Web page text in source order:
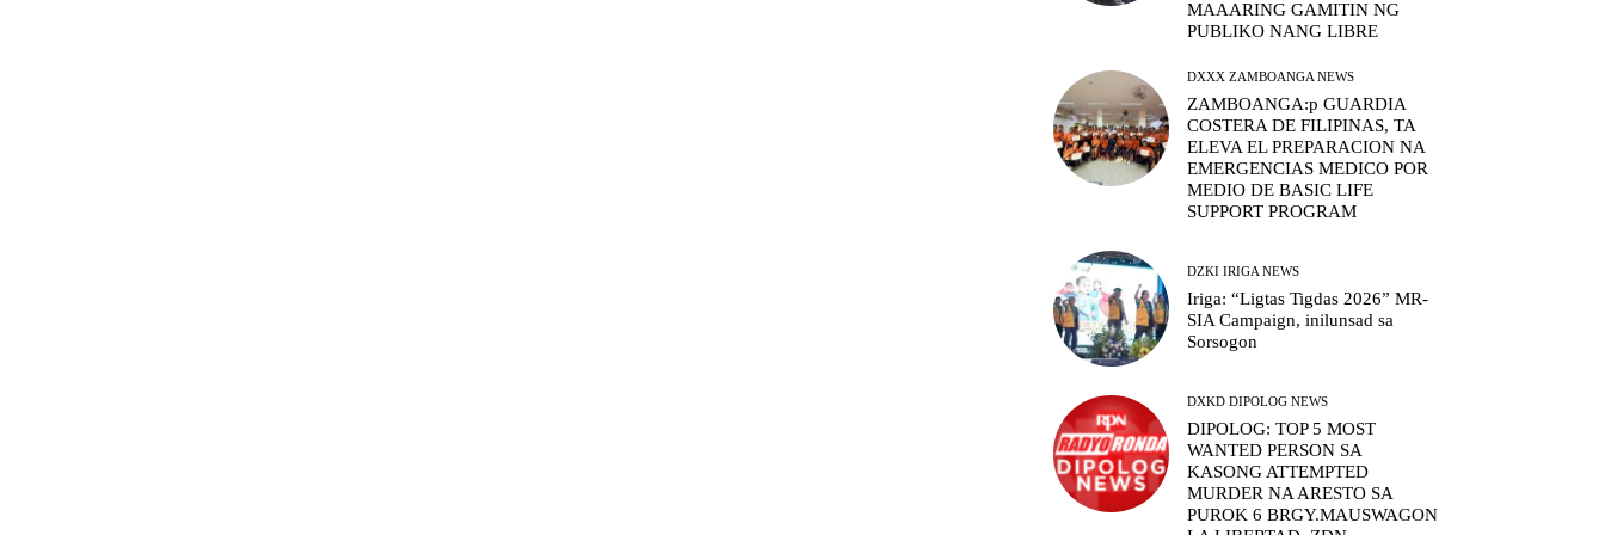
MAAARING GAMITIN NG
PUBLIKO NANG LIBRE
DXXX ZAMBOANGA NEWS
ZAMBOANGA:p GUARDIA
COSTERA DE FILIPINAS, TA
ELEVA EL PREPARACION NA
EMERGENCIAS MEDICO POR
MEDIO DE BASIC LIFE
SUPPORT PROGRAM
DZKI IRIGA NEWS
Iriga: “Ligtas Tigdas 2026” MR-
SIA Campaign, inilunsad sa
Sorsogon
DXKD DIPOLOG NEWS
DIPOLOG: TOP 5 MOST
WANTED PERSON SA
KASONG ATTEMPTED
MURDER NA ARESTO SA
PUROK 6 BRGY.MAUSWAGON